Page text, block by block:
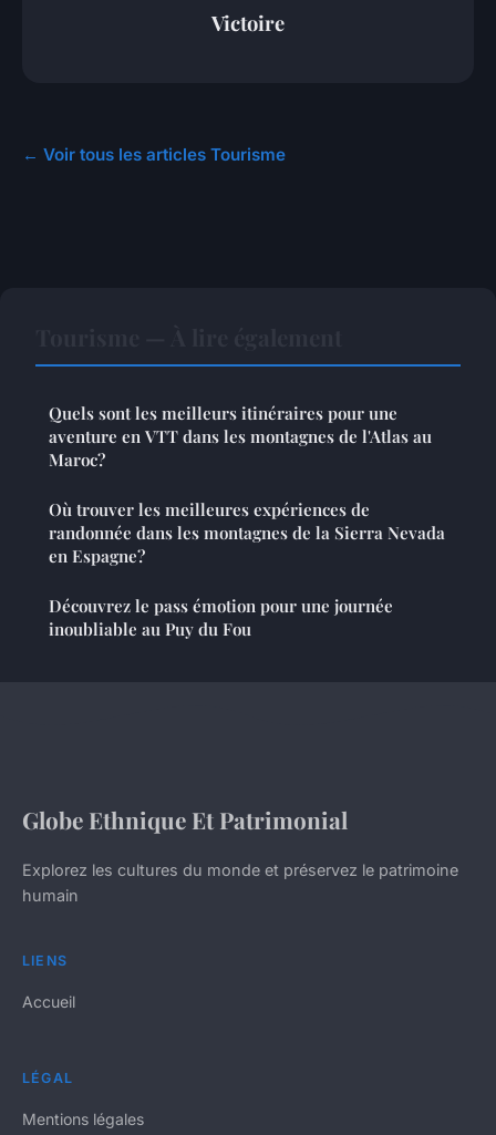
Victoire
← Voir tous les articles Tourisme
Quels sont les meilleurs itinéraires pour une
aventure en VTT dans les montagnes de l'Atlas au
Maroc?
Où trouver les meilleures expériences de
randonnée dans les montagnes de la Sierra Nevada
en Espagne?
Découvrez le pass émotion pour une journée
inoubliable au Puy du Fou
Globe Ethnique Et Patrimonial
Explorez les cultures du monde et préservez le patrimoine
humain
LIENS
Accueil
LÉGAL
Mentions légales